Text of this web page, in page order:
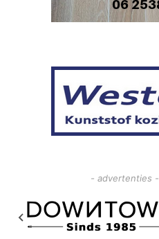
- advertenties -